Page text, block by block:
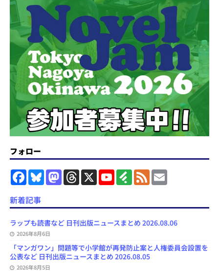
フォロー
F
a
e
b
o
k
B
s
y
M
a
o
o
n
T
h
a
s
X
Y
o
u
e
C
a
n
n
F
e
l
F
e
l
新着記事
ラップも読書など 日刊出版ニュースまとめ 2026.08.06
2026年8月6日
「マンガワン」問題等で小学館が再発防止案と人権委員会設置を
公表など 日刊出版ニュースまとめ 2026.08.05
2026年8月5日